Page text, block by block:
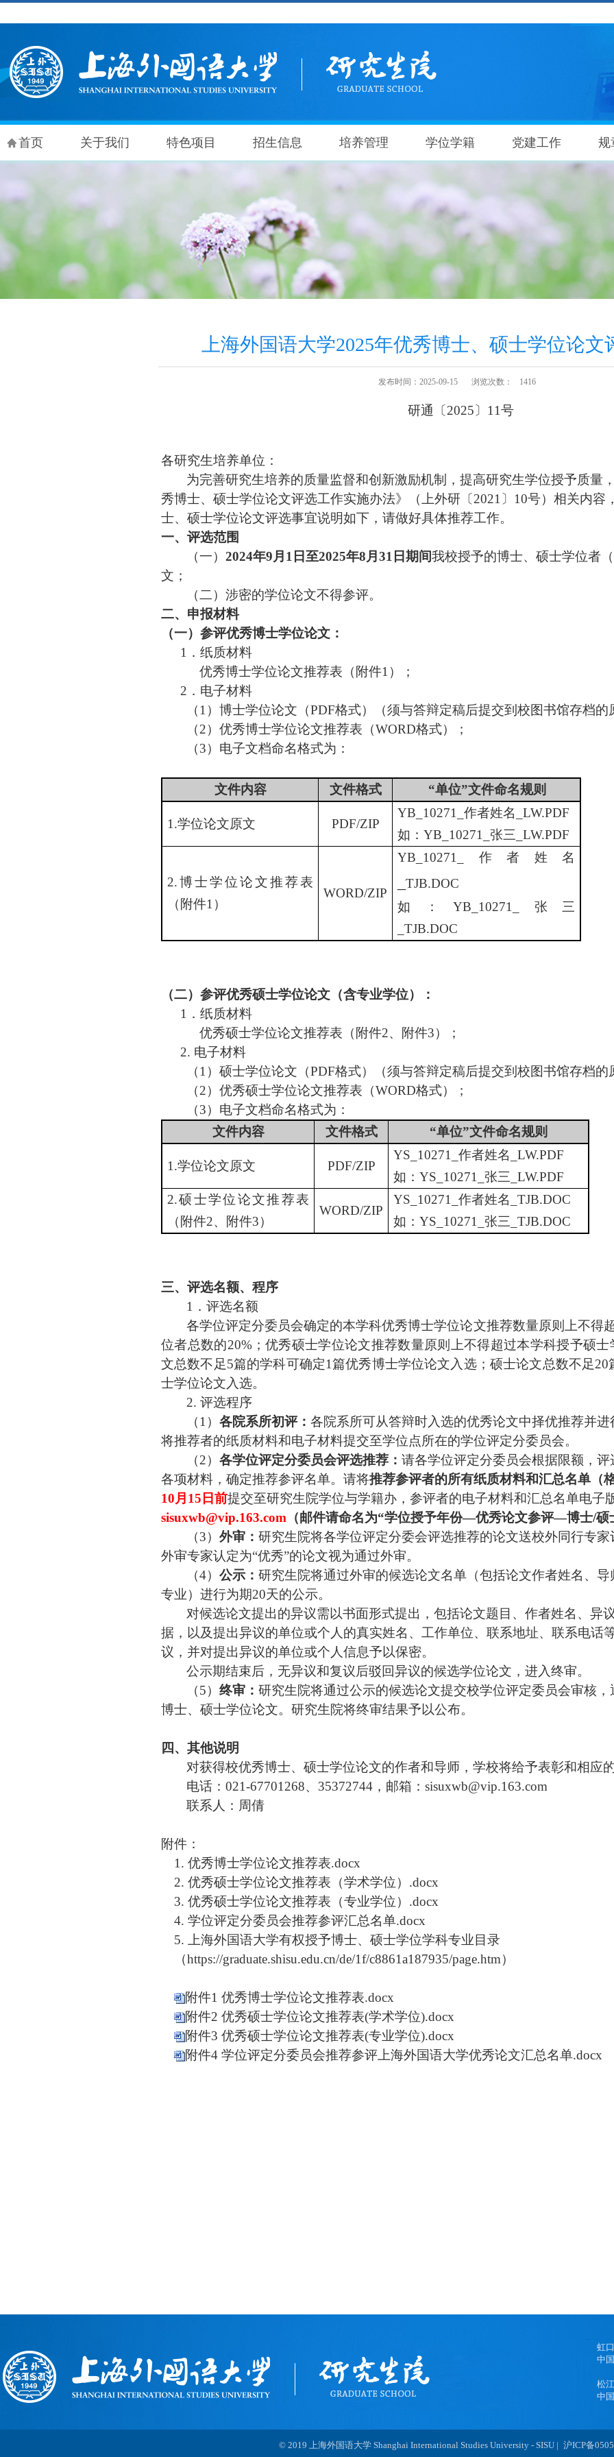
首页 关于我们 特色项目 招生信息 培养管理 学位学籍 党建工作 规
上海外国语大学2025年优秀博士、硕士学位论文
发布时间：2025-09-15 浏览次数： 1416
研通〔2025〕11号
各研究生培养单位：
为完善研究生培养的质量监督和创新激励机制，提高研究生学位授予质量
秀博士、硕士学位论文评选工作实施办法》（上外研〔2021〕10号）相关内容
士、硕士学位论文评选事宜说明如下，请做好具体推荐工作。
一、评选范围
（一） 2024年9月1日至2025年8月31日期间我校授予的博士、硕士学位者
文；
（二）涉密的学位论文不得参评。
二、申报材料
（一）参评优秀博士学位论文：
1．纸质材料
优秀博士学位论文推荐表（附件1）；
2．电子材料
（1）博士学位论文（PDF格式）（须与答辩定稿后提交到校图书馆存档的
（2） 优秀博士学位论文推荐表（WORD格式）；
（3）电子文档命名格式为：
文件内容 文件格式 “单位”文件命名规则
1.学位论文原文 PDF/ZIP
YB_10271_作者姓名_LW.PDF
如： YB_10271_张三_LW.PDF
2.博士学位论文推荐表
（附件1）
WORD/ZIP
YB_10271_作者姓名
TJB.DOC
如： YB_10271_张三
_TJB.DOC
（二）参评优秀硕士学位论文（含专业学位）：
1．纸质材料
优秀硕士学位论文推荐表（附件2、附件3）；
2. 电子材料
（1）硕士学位论文（PDF格式）（须与答辩定稿后提交到校图书馆存档的
（2） 优秀硕士学位论文推荐表（WORD格式）；
（3）电子文档命名格式为：
文件内容
文件格式 “单位”文件命名规则
1.学位论文原文 PDF/ZIP
YS_10271_作者姓名_LW.PDF
如： YS_10271_张三_LW.PDF
2.硕士学位论文推荐表
（附件2、附件3）
WORD/ZIP
YS_10271_作者姓名_TJB.DOC
如： YS_10271_张三_TJB.DOC
三、评选名额、程序
1．评选名额
各学位评定分委员会确定的本学科优秀博士学位论文推荐数量原则 上不得
位者总数的20%；优秀硕士学位论文推荐数量原则上不得超过本学科授予硕士
文总数不足5篇的学科可确定1篇优秀博士学位论文入选；硕士论文总数不足
士学位论文入选。
2. 评选程序
（1） 各院系所初评： 各院系所可从答辩时入选的优秀论文中择优推荐并进
将推荐者的纸质材料和电子材料提交至学位点所在的学位评定分委员会。
（2） 各学位评定分委员会评选推荐： 请各学位评定分委员会根据限额，评
各项材料，确定推荐参评名单。请将推荐参评者的所有纸质材料和汇总名单（
10月 15 日前提交至研究生院学位与学籍办，参评者的电子材料和汇总名单电子
sisuxwb@vip.163.com （邮件请命名为“学位授予年份—优秀论文参评—博士/硕
（3） 外审： 研究生院将各学位评定分委会评选推荐的论文送校外同行专
外审专家认定为“优秀”的论文视为通过外审。
（4） 公示： 研究生院将通过外审的候选论文名单 （包括论文作者姓名、导
专业）进行为期20天的公示。
对候选论文提出的异议需以书面形式提出， 包括论文题目、作者姓名、异
据，以及提出异议的单位或个人的真实姓名、工作单位、 联系地址、联系电话等
议，并对提出异议的单位或个人信息予以保密。
公示期结束后，无异议和复议后驳回异议的候选学位论文， 进入终审。
（5） 终审： 研究生院将通过公示的候选论文提交校学位评定委员会审核，
博士、硕士学位论文。研究生院将终审结果予以公布。
四、其他说明
对获得校优秀博士、硕士学位论文的作者和导师，学校将给予表彰和相应的
电话： 021-67701268、 35372744，邮箱：sisuxwb@vip.163.com
联系人：周倩
附件：
1 . 优秀博士学位论文推荐表.docx
2. 优秀硕士学位论文推荐表 （学术学位） .docx
3. 优秀硕士学位论文推荐表 （专业学位） .docx
4. 学位评定分委员会推荐参评汇总名单.docx
5.
上海外国语大学有权授予博士、硕士学位学科专业目录
（https://graduate.shisu.edu.cn/de/1f/c8861a187935/page.htm）
附件1 优秀博士学位论文推荐表.docx
附件2 优秀硕士学位论文推荐表(学术学位).docx
附件3 优秀硕士学位论文推荐表(专业学位).docx
附件4 学位评定分委员会推荐参评上海外国语大学优秀论文汇总名单.docx
虹
中
松
中
© 2019 上海外国语大学 Shanghai International Studies University - SISU | 沪ICP备